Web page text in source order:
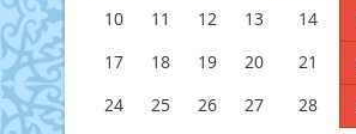
10
11 12 13 14
17
18 19 20 21
24
25 26 27 28